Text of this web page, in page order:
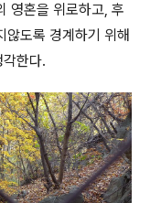
영혼을 위로하고, 후
않도록 경계하기 위해
각한다.